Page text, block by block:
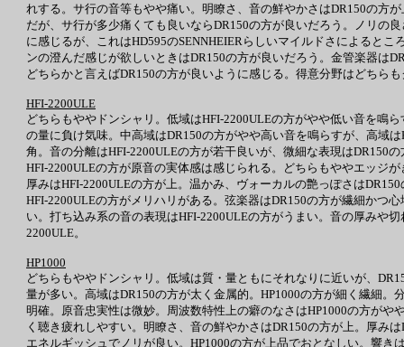
れする。サ行の音等もやや痛い。明瞭さ、音の鮮やかさはDR150の方
だが、サ行が多少痛くても良いならDR150の方が良いだろう。ノリの
に感じるが、これはHD595のSENNHEIERらしいマイルドさによると
ンの澄んだ感じが欲しいときはDR150の方が良いだろう。金管楽器は
どちらかと言えばDR150の方が良いように感じる。得意分野はどちら
HFI-2200ULE
どちらもややドンシャリ。低域はHFI-2200ULEの方がやや低い音を鳴
の量に負け気味。中高域はDR150の方がやや高い音を鳴らすが、高域
角。音の分離はHFI-2200ULEの方が若干良いが、微細な表現はDR150
HFI-2200ULEの方が原音の実体感は感じられる。どちらもややエッジ
厚みはHFI-2200ULEの方が上。温かみ、ヴォーカルの艶っぽさは
HFI-2200ULEの方がメリハリがある。弦楽器はDR150の方が繊細かつ
い。打ち込み系の音の表現はHFI-2200ULEの方がうまい。音の厚みや
2200ULE。
HP1000
どちらもややドンシャリ。低域は質・量ともにそれなりに近いが、
量が多い。高域はDR150の方が太く金属的。HP1000の方が細く繊細
明確。原音忠実性は微妙。周波数特性上の癖のなさはHP1000の方が
く聴き疲れしやすい。明瞭さ、音の鮮やかさはDR150の方が上。厚み
エネルギッシュでノリが良い。HP1000の方が上品でおとなしい。響